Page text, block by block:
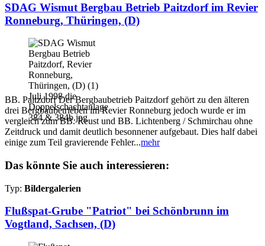
SDAG Wismut Bergbau Betrieb Paitzdorf im Revier
Ronneburg, Thüringen, (D)
BB. Paitzdorf Der Bergbaubetrieb Paitzdorf gehört zu den älteren
drei Bergbaubetrieben im Revier Ronneburg jedoch wurde er im
vergleich zum BB. Reust und BB. Lichtenberg / Schmirchau ohne
Zeitdruck und damit deutlich besonnener aufgebaut. Dies half dabei
einige zum Teil gravierende Fehler...mehr
Das könnte Sie auch interessieren:
Typ: Bildergalerien
Flußspat-Grube "Patriot" bei Schönbrunn im
Vogtland, Sachsen, (D)